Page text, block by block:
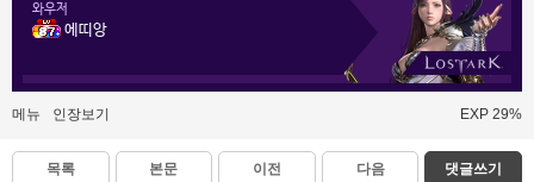
와우저
에띠앙
메뉴 인장보기 EXP 29%
목록 본문 이전 다음 댓글쓰기